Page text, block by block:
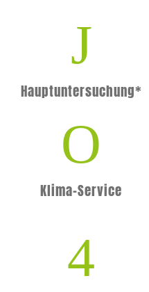
Hauptuntersuchung*
Klima-Service